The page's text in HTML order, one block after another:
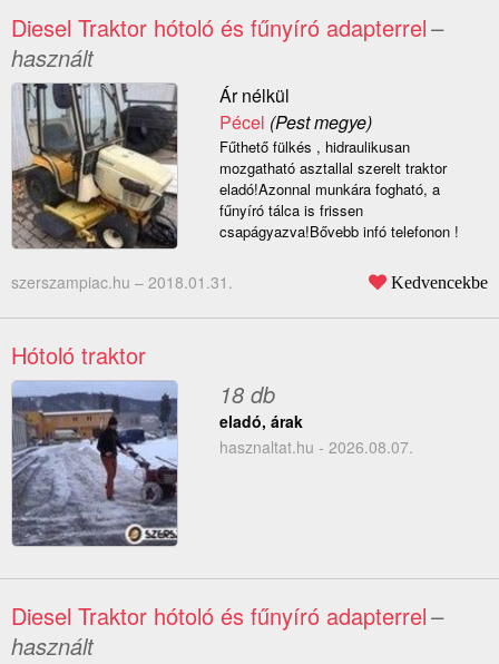
Diesel Traktor hótoló és fűnyíró adapterrel–
használt
Ár nélkül
Pécel (Pest megye)
Fűthető fülkés , hidraulikusan
mozgatható asztallal szerelt traktor
eladó!Azonnal munkára fogható, a
fűnyíró tálca is frissen
csapágyazva!Bővebb infó telefonon !
szerszampiac.hu – 2018.01.31. Kedvencekbe
Hótoló traktor
18 db
eladó, árak
hasznaltat.hu - 2026.08.07.
Diesel Traktor hótoló és fűnyíró adapterrel–
használt